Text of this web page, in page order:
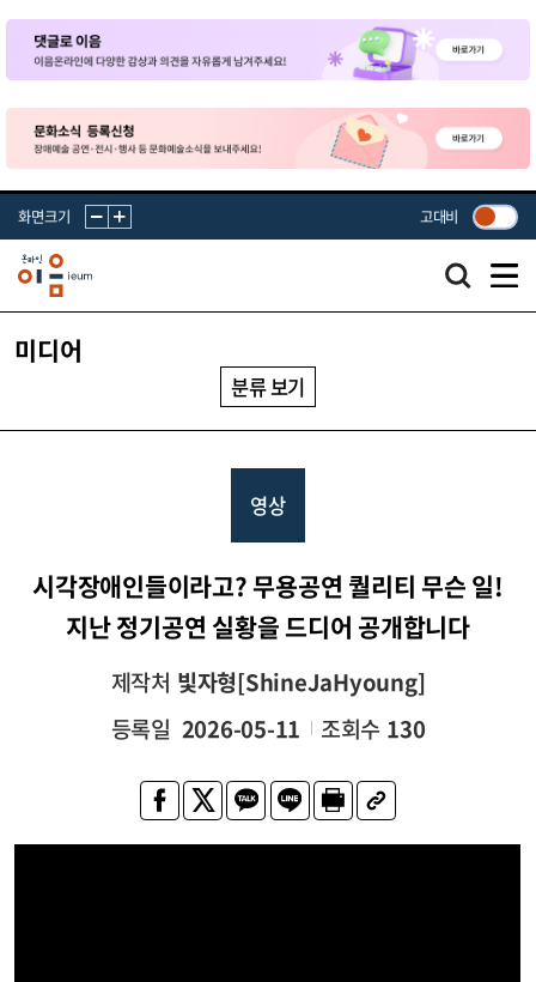
화면크기 고대비
미디어
분류 보기
영상
시각장애인들이라고? 무용공연 퀄리티 무슨 일!
지난 정기공연 실황을 드디어 공개합니다
제작처 빛자형[ShineJaHyoung]
등록일 2026-05-11 조회수 130